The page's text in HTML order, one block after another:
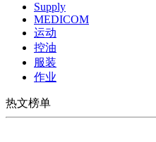
Supply
MEDICOM
运动
控油
服装
作业
热文榜单